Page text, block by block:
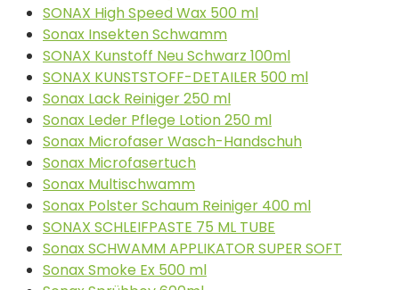
SONAX High Speed Wax 500 ml
Sonax Insekten Schwamm
SONAX Kunstoff Neu Schwarz 100ml
SONAX KUNSTSTOFF-DETAILER 500 ml
Sonax Lack Reiniger 250 ml
Sonax Leder Pflege Lotion 250 ml
Sonax Microfaser Wasch-Handschuh
Sonax Microfasertuch
Sonax Multischwamm
Sonax Polster Schaum Reiniger 400 ml
SONAX SCHLEIFPASTE 75 ML TUBE
Sonax SCHWAMM APPLIKATOR SUPER SOFT
Sonax Smoke Ex 500 ml